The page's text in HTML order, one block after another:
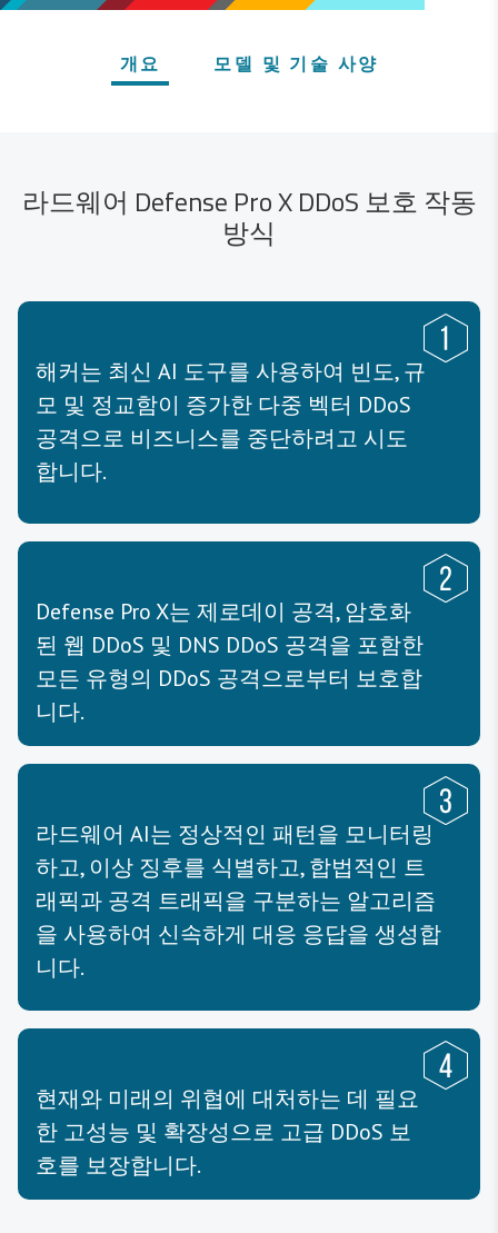
개요 모델 및 기술 사양
라드웨어 Defense Pro X DDoS 보호 작동
방식
해커는 최신 AI 도구를 사용하여 빈도, 규
모 및 정교함이 증가한 다중 벡터 DDoS
공격으로 비즈니스를 중단하려고 시도
합니다.
Defense Pro X는 제로데이 공격, 암호화
된 웹 DDoS 및 DNS DDoS 공격을 포함한
모든 유형의 DDoS 공격으로부터 보호합
니다.
라드웨어 AI는 정상적인 패턴을 모니터링
하고, 이상 징후를 식별하고, 합법적인 트
래픽과 공격 트래픽을 구분하는 알고리즘
을 사용하여 신속하게 대응 응답을 생성합
니다.
현재와 미래의 위협에 대처하는 데 필요
한 고성능 및 확장성으로 고급 DDoS 보
호를 보장합니다.